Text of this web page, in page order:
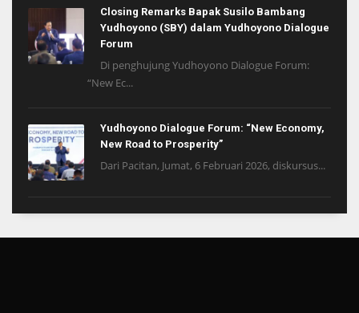
Closing Remarks Bapak Susilo Bambang
Yudhoyono (SBY) dalam Yudhoyono Dialogue
Forum
Di penghujung Yudhoyono Dialogue Forum:
“New Ec...
Yudhoyono Dialogue Forum: “New Economy,
New Road to Prosperity”
Dari Pacitan, Jumat, 6 Februari 2026, diskursus...